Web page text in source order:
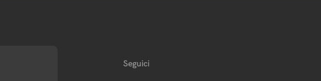
Seguici